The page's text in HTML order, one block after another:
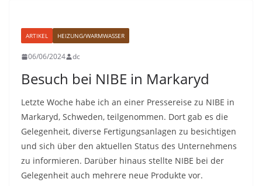
ARTIKEL HEIZUNG/WARMWASSER
06/06/2024 dc
Besuch bei NIBE in Markaryd
Letzte Woche habe ich an einer Pressereise zu NIBE in
Markaryd, Schweden, teilgenommen. Dort gab es die
Gelegenheit, diverse Fertigungsanlagen zu besichtigen
und sich über den aktuellen Status des Unternehmens
zu informieren. Darüber hinaus stellte NIBE bei der
Gelegenheit auch mehrere neue Produkte vor.